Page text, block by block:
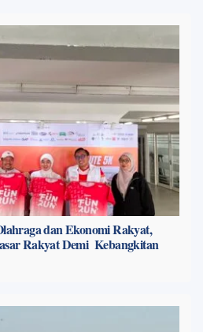
dan Ekonomi Rakyat,
Rakyat Demi Kebangkitan